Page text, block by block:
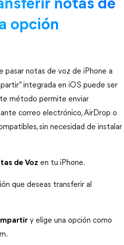
notas de
opción
pasar notas de voz de iPhone a
integrada en iOS puede ser
método permite enviar
correo electrónico, AirDrop o
sin necesidad de instalar
de Voz en tu iPhone.
que deseas transferir al
y elige una opción como